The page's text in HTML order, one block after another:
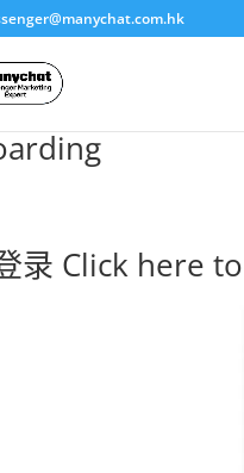
录 Click here